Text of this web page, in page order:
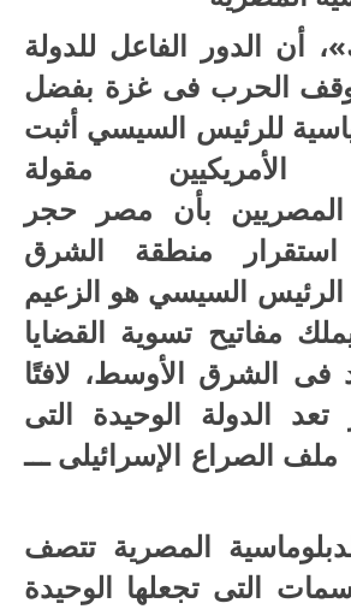
أن الدور الفاعل للدولة
الحرب فى غزة بفضل
للرئيس السيسي أثبت
الأمريكيين مقولة
المصريين بأن مصر حجر
منطقة الشرق
السيسي هو الزعيم
مفاتيح تسوية القضايا
فى الشرق الأوسط، لافتًا
الدولة الوحيدة التى
الصراع الإسرائيلى ـــ
المصرية تتصف
التى تجعلها الوحيدة